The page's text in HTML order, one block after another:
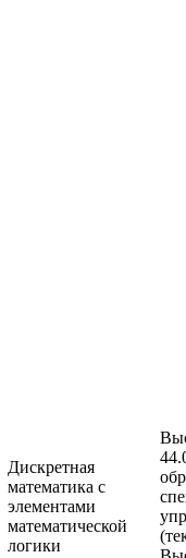
Дискретная
математика с
элементами
математической
логики